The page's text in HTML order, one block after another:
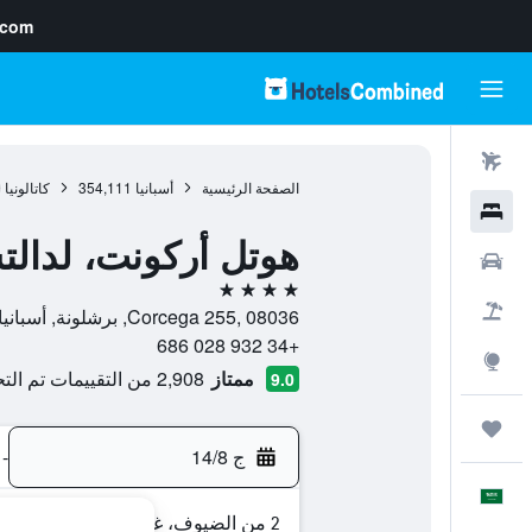
الصفحة الرئيسية أسبانيا 354,111 كاتالونيا
هوتل أركونت،
4 نجوم
Corcega 255, 08036, برشلونة, أسبانيا
+34 932 028 686
9.0 ممتاز 2,908 من التقييمات تم التحقق منها
ج 14/8 -
2 من الضيوف، غرفة واحدة